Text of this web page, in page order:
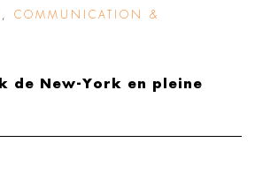
COMMUNICATION &
de New-York en pleine